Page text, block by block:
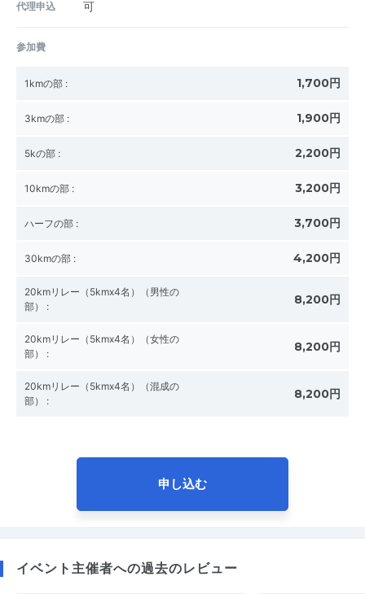
代理申込 可
参加費
1kmの部 : 1,700円
3kmの部 : 1,900円
5kの部 : 2,200円
10kmの部 : 3,200円
ハーフの部 : 3,700円
30kmの部 : 4,200円
20kmリレー（5kmx4名）（男性の
部） : 8,200円
20kmリレー（5kmx4名）（女性の
部） : 8,200円
20kmリレー（5kmx4名）（混成の
部） : 8,200円
申し込む
イベント主催者への過去のレビュー